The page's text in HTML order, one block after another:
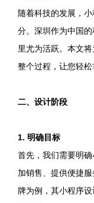
随着科技的发展，
分。深圳作为中国
里尤为活跃。本文
整个过程，让您轻松
二、设计阶段
1. 明确目标
首先，我们需要明
加销售、提供便捷
牌为例，其小程序